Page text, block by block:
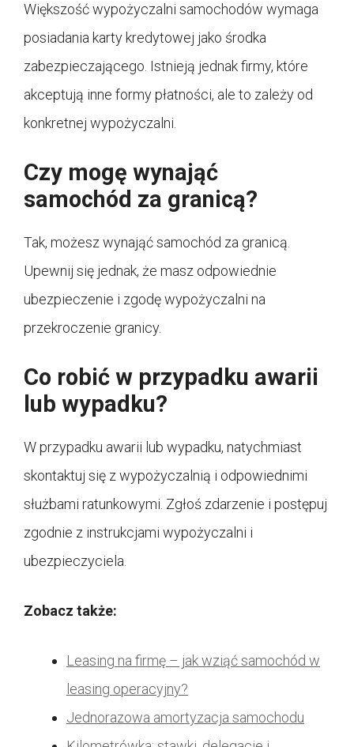
Większość wypożyczalni samochodów wymaga
posiadania karty kredytowej jako środka
zabezpieczającego. Istnieją jednak firmy, które
akceptują inne formy płatności, ale to zależy od
konkretnej wypożyczalni.
Czy mogę wynająć
samochód za granicą?
Tak, możesz wynająć samochód za granicą.
Upewnij się jednak, że masz odpowiednie
ubezpieczenie i zgodę wypożyczalni na
przekroczenie granicy.
Co robić w przypadku awarii
lub wypadku?
W przypadku awarii lub wypadku, natychmiast
skontaktuj się z wypożyczalnią i odpowiednimi
służbami ratunkowymi. Zgłoś zdarzenie i postępuj
zgodnie z instrukcjami wypożyczalni i
ubezpieczyciela.
Zobacz także:
Leasing na firmę – jak wziąć samochód w
leasing operacyjny?
Jednorazowa amortyzacja samochodu